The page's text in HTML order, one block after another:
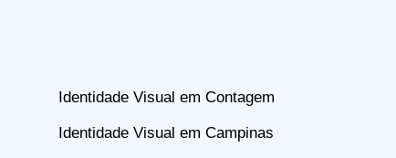
Identidade Visual em Contagem
Identidade Visual em Campinas